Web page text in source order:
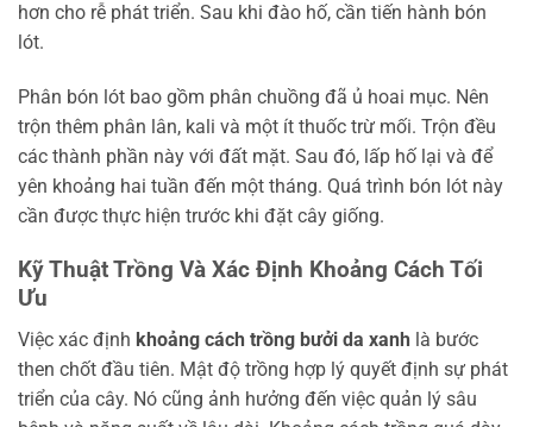
hơn cho rễ phát triển. Sau khi đào hố, cần tiến hành bón
lót.
Phân bón lót bao gồm phân chuồng đã ủ hoai mục. Nên
trộn thêm phân lân, kali và một ít thuốc trừ mối. Trộn đều
các thành phần này với đất mặt. Sau đó, lấp hố lại và để
yên khoảng hai tuần đến một tháng. Quá trình bón lót này
cần được thực hiện trước khi đặt cây giống.
Kỹ Thuật Trồng Và Xác Định Khoảng Cách Tối
Ưu
Việc xác định khoảng cách trồng bưởi da xanh là bước
then chốt đầu tiên. Mật độ trồng hợp lý quyết định sự phát
triển của cây. Nó cũng ảnh hưởng đến việc quản lý sâu